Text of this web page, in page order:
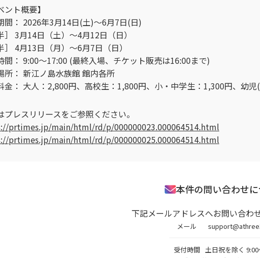
ント概要】
間： 2026年3月14日(土)～6月7日(日)
］ 3月14日（土）～4月12日（日）
］ 4月13日（月）～6月7日（日）
間： 9:00～17:00 (最終入場、チケット販売は16:00まで)
所： 新江ノ島水族館 館内各所
金： 大人：2,800円、高校生：1,800円、小・中学生：1,300円、幼
プレスリリースをご参照ください。
prtimes.jp/main/html/rd/p/000000023.000064514.html
prtimes.jp/main/html/rd/p/000000025.000064514.html
本件の問い合わせ
下記メールアドレスへお問い合わ
メール
受付時間 土日祝を除く